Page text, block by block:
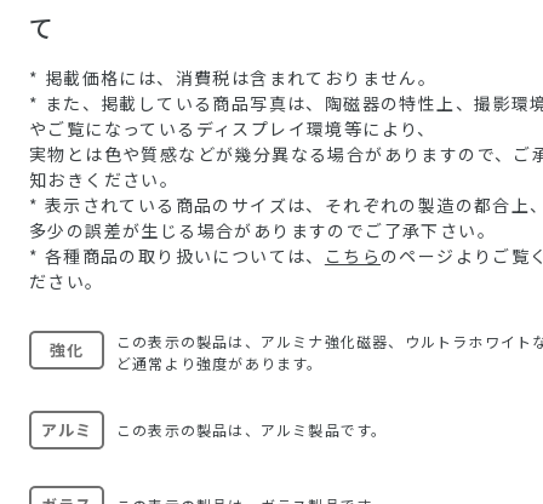
て
* 掲載価格には、消費税は含まれておりません。
* また、掲載している商品写真は、陶磁器の特性上、撮影環
やご覧になっているディスプレイ環境等により、
実物とは色や質感などが幾分異なる場合がありますので、ご
知おきください。
* 表示されている商品のサイズは、それぞれの製造の都合上
多少の誤差が生じる場合がありますのでご了承下さい。
* 各種商品の取り扱いについては、
こちら のページよりご覧
ださい。
強化
この表示の製品は、アルミナ強化磁器、ウルトラホワイト
ど通常より強度があります。
アルミ この表示の製品は、アルミ製品です。